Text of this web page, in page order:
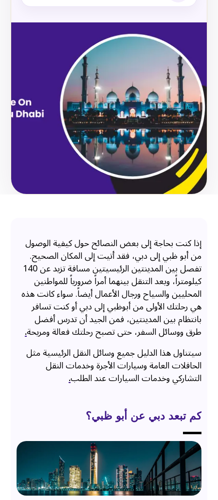
إذا كنت بحاجة إلى بعض النصائح حول كيفية الوصول
من أبو ظبي إلى دبي، فقد أتيت إلى المكان الصحيح.
تفصل بين المدينتين الرئيسيتين مسافة تزيد عن 140
كيلومتراً، ويعد التنقل بينهما أمراً ضرورياً للمواطنين
المحليين والسياح ورجال الأعمال أيضاً. سواء كانت هذه
هي رحلتك الأولى من أبوظبي إلى دبي أو كنت تسافر
بانتظام بين المدينتين، فمن الجيد أن تدرس أفضل
طرق ووسائل السفر، حتى تصبح رحلتك فعالة ومريحة.
سيتناول هذا الدليل جميع وسائل النقل الرئيسية مثل
الحافلات العامة وسيارات الأجرة وخدمات النقل
التشاركي وخدمات السيارات عند الطلب.
كم تبعد دبي عن أبو ظبي؟